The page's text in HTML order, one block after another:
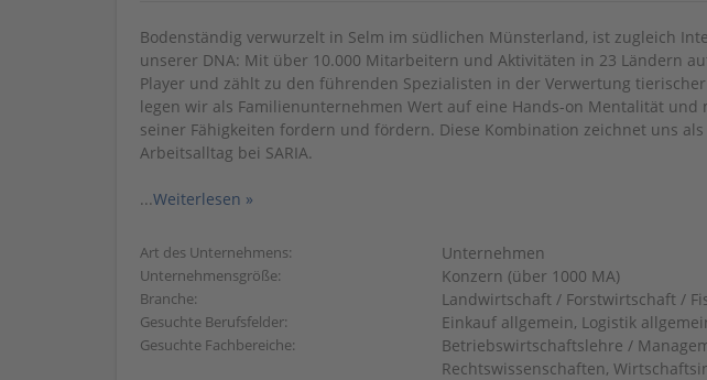
Bodenständig verwurzelt in Selm im südlichen Münsterland, ist zugleich
unserer DNA: Mit über 10.000 Mitarbeitern und Aktivitäten in 23 Ländern
Player und zählt zu den führenden Spezialisten in der Verwertung
legen wir als Familienunternehmen Wert auf eine Hands-on Mentalität
seiner Fähigkeiten fordern und fördern. Diese Kombination zeichnet uns
Arbeitsalltag bei SARIA.
...Weiterlesen »
Art des Unternehmens: Unternehmen
Unternehmensgröße: Konzern (über 1000 MA)
Branche: Landwirtschaft / Forstwirtschaft /
Gesuchte Berufsfelder: Einkauf allgemein, Logistik
Gesuchte Fachbereiche:
Betriebswirtschaftslehre /
Rechtswissenschaften,